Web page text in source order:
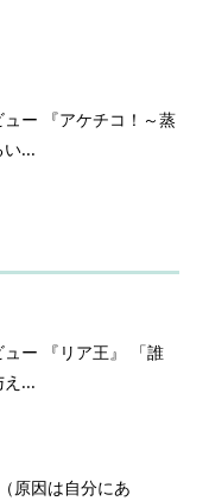
ー 『アケチコ！～蒸
...
ー 『リア王』 「誰
...
原因は自分にあ